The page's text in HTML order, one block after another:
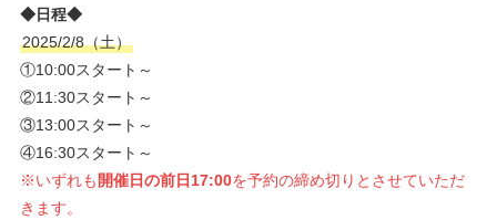
◆日程◆
2025/2/8（土）
①10:00スタート～
②11:30スタート～
③13:00スタート～
④16:30スタート～
※いずれも 開催日の前日17:00を予約の締め切りとさせていただ
きます。